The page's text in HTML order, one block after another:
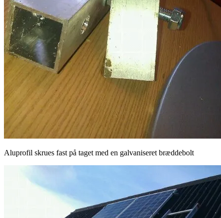
Aluprofil skrues fast på taget med en galvaniseret bræddebolt